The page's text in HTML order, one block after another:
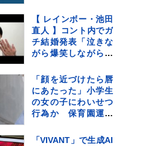
大型で強い台風13号
（ドルフィン）引き
続き 大雨・暴風・高
潮・うねりを伴った
高波などに厳重警戒
【 レインボー・池田
直人 】コント内でガ
チ結婚発表「泣きな
がら爆笑しながらよ
手はフリーアナウン
サー・佐藤佳奈さ
ん ジャンボたかお
大祝福
「顔を近づけたら唇
にあたった」小学生
の女の子にわいせつ
行為か 保育園運営
捕 千葉・市川市
「VIVANT」で生成AI